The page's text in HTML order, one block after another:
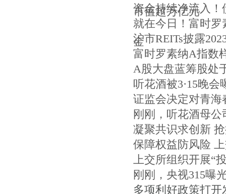
市值超万亿元
资金持续净流入！
就在今日！富时罗
金
沪市REITs披露
富时罗素纳A指数
A股大盘蓝筹股处
听花酒被3·15晚
证监会决定对青海
刚刚，听花酒母
凝聚共识求创新
保障权益防风险
上交所组织开展“
刚刚，央视315曝
多项利好政策打